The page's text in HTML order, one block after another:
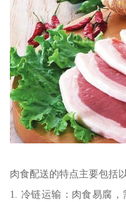
肉食配送的特点主要包括
1. 冷链运输：肉食易腐